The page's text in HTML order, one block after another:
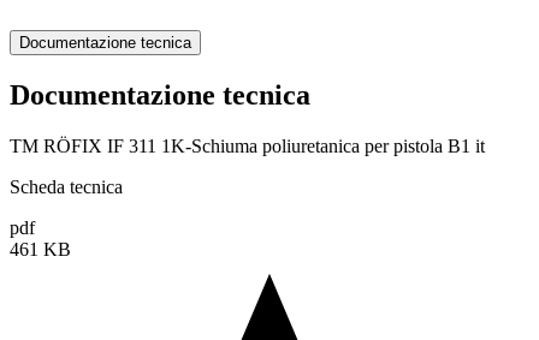
Documentazione tecnica
Documentazione tecnica
TM RÖFIX IF 311 1K-Schiuma poliuretanica per pistola B1 it
Scheda tecnica
pdf
461 KB